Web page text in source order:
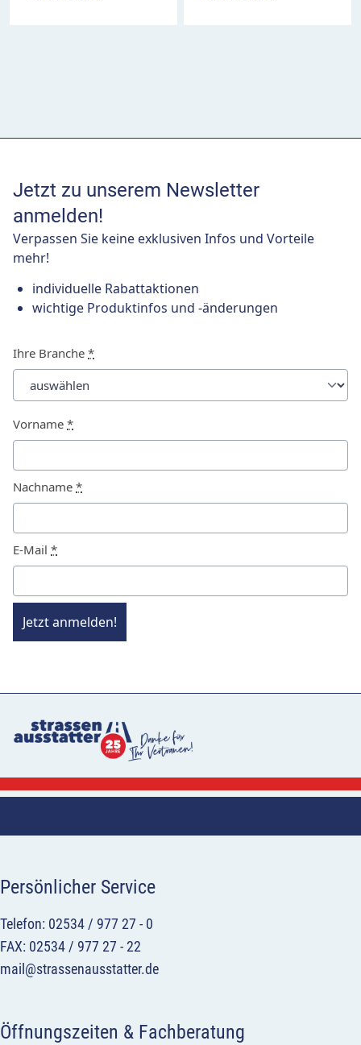
Jetzt zu unserem Newsletter
anmelden!
Verpassen Sie keine exklusiven Infos und Vorteile
mehr!
individuelle Rabattaktionen
wichtige Produktinfos und -änderungen
Ihre Branche *
Vorname *
Nachname *
E-Mail *
Jetzt anmelden!
Persönlicher Service
Telefon: 02534 / 977 27 - 0
FAX: 02534 / 977 27 - 22
mail@strassenausstatter.de
Öffnungszeiten & Fachberatung